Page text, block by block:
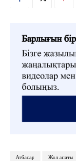
Атбасар Жол апаты